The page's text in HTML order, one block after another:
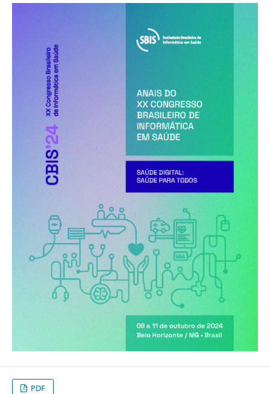
PDF